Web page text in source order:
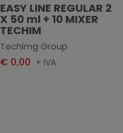
EASY LINE REGULAR 2
X 50 ml + 10 MIXER
TECHIM
Techimg Group
€ 0,00 + IVA